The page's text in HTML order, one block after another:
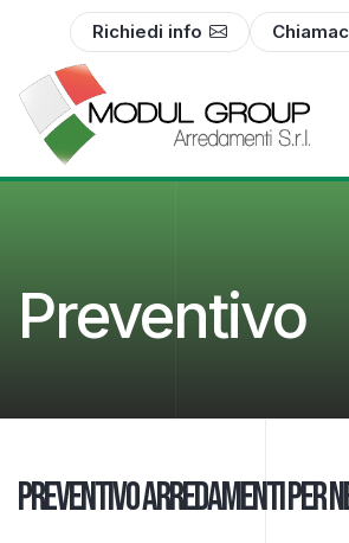
Richiedi info
Preventivo
Preventivo arredamenti per